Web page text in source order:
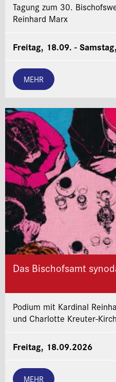
Tagung zum 30.
Reinhard Marx
Freitag, 18.09. -
MEHR
Das Bischofsamt
Podium mit Kardinal
und Charlotte Kreuter-
Freitag, 18.09.2026
MEHR